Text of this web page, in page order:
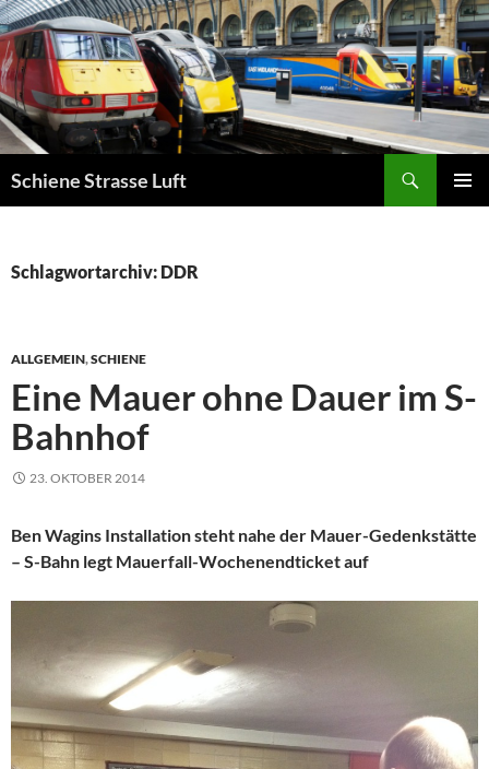
Zum
Inhalt
springen
Schiene Strasse Luft
Schlagwortarchiv: DDR
ALLGEMEIN,SCHIENE
Eine Mauer ohne Dauer im S-
Bahnhof
23. OKTOBER 2014
Ben Wagins Installation steht nahe der Mauer-Gedenkstätte
– S-Bahn legt Mauerfall-Wochenendticket auf